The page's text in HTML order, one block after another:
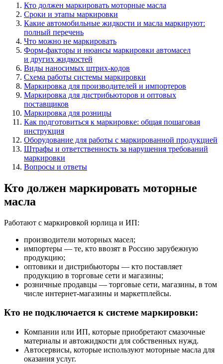
Кто должен маркировать моторные масла
Сроки и этапы маркировки
Какие автомобильные жидкости и масла маркируют:
полный перечень
Что можно не маркировать
Форм-факторы и нюансы маркировки автомасел
и других жидкостей
Виды наносимых штрих-кодов
Схема работы системы маркировки
Маркировка для производителей и импортеров
Маркировка для дистрибьюторов и оптовых
поставщиков
Маркировка для розницы
Как подготовиться к маркировке: общая пошаговая
инструкция
Оборудование для работы с маркированной продукцией
Штрафы и ответственность за нарушения требований
маркировки
Вопросы и ответы
Кто должен маркировать моторные
масла
Работают с маркировкой юрлица и ИП:
производители моторных масел;
импортеры — те, кто ввозят в Россию зарубежную
продукцию;
оптовики и дистрибьюторы — кто поставляет
продукцию в торговые сети и магазины;
розничные продавцы — торговые сети, магазины, в том
числе интернет‑магазины и маркетплейсы.
Кто не подключается к системе маркировки:
Компании или ИП, которые приобретают смазочные
материалы и автожидкости для собственных нужд.
Автосервисы, которые используют моторные масла для
оказания услуг.